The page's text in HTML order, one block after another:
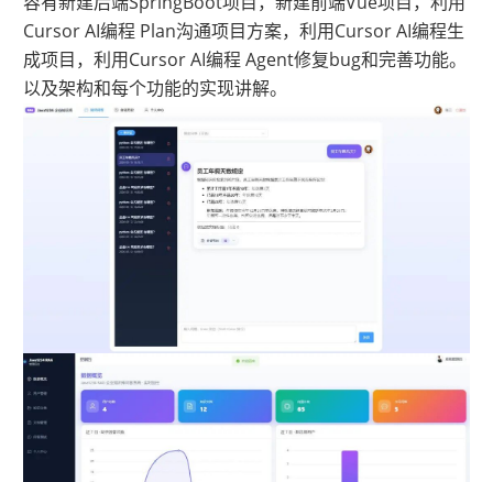
Cursor AI编程 Plan沟通项目方案，利用Cursor AI编程生
成项目，利用Cursor AI编程 Agent修复bug和完善功能。
以及架构和每个功能的实现讲解。